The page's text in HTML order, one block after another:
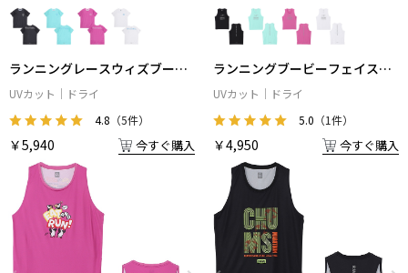
ランニングレースウィズブービ
ーフレンズTシャツ
UVカット
ドライ
4.8 （5件）
￥5,940 今すぐ購入
ランニングブービーフェイスス
リーブレスシャツ
UVカット
ドライ
5.0 （1件）
￥4,950 今すぐ購入